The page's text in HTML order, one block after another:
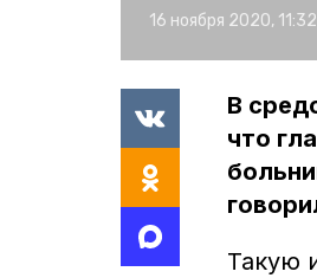
16 ноября 2020, 11:32
В
что
Такую